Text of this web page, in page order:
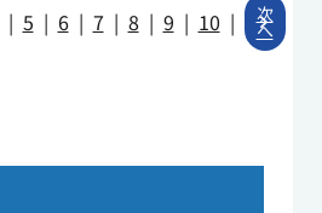
| 5 | 6 | 7 | 8 | 9 | 10 | 次
へ